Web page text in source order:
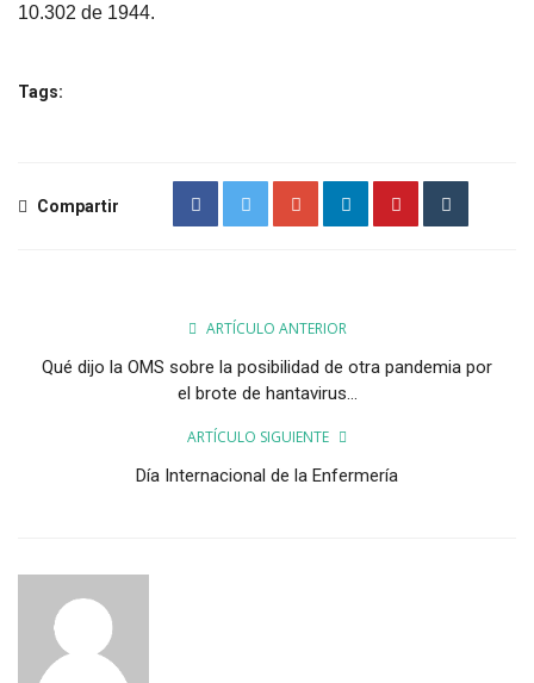
10.302 de 1944.
Tags:
Compartir
ARTÍCULO ANTERIOR
Qué dijo la OMS sobre la posibilidad de otra pandemia por
el brote de hantavirus...
ARTÍCULO SIGUIENTE
Día Internacional de la Enfermería